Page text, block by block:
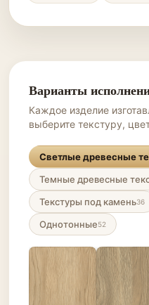
Варианты
Каждое изделие
выберите текстуру,
Светлые древесные
Темные древесные
Текстуры под камень36
Однотонные52